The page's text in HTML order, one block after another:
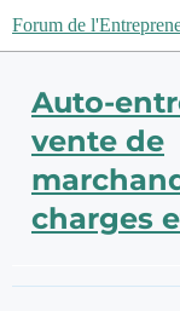
Forum de
Auto-
vente de
charges